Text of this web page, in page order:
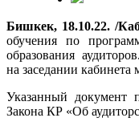
Бишкек, 18.10.22. /
обучения по
образования
на заседании кабинета
Указанный документ
Закона КР «Об